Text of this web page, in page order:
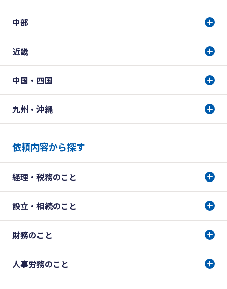
中部
近畿
中国・四国
九州・沖縄
依頼内容から探す
経理・税務のこと
設立・相続のこと
財務のこと
人事労務のこと